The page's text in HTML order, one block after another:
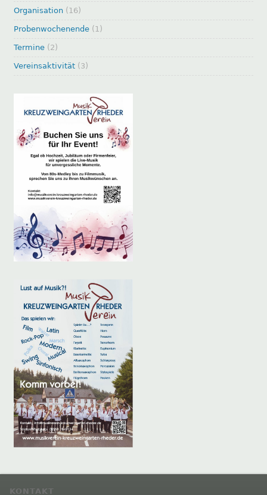
Organisation (16)
Probenwochenende (1)
Termine (2)
Vereinsaktivität (3)
KONTAKT